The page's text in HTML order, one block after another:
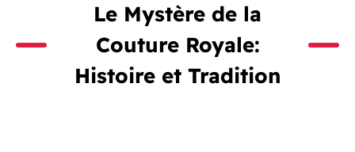
Le Mystère de la
Couture Royale:
Histoire et Tradition